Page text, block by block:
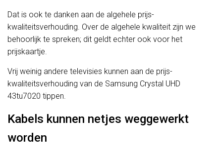
Dat is ook te danken aan de algehele prijs-
kwaliteitsverhouding. Over de algehele kwaliteit zijn we
behoorlijk te spreken; dit geldt echter ook voor het
prijskaartje.
Vrij weinig andere televisies kunnen aan de prijs-
kwaliteitsverhouding van de Samsung Crystal UHD
43tu7020 tippen.
Kabels kunnen netjes weggewerkt
worden